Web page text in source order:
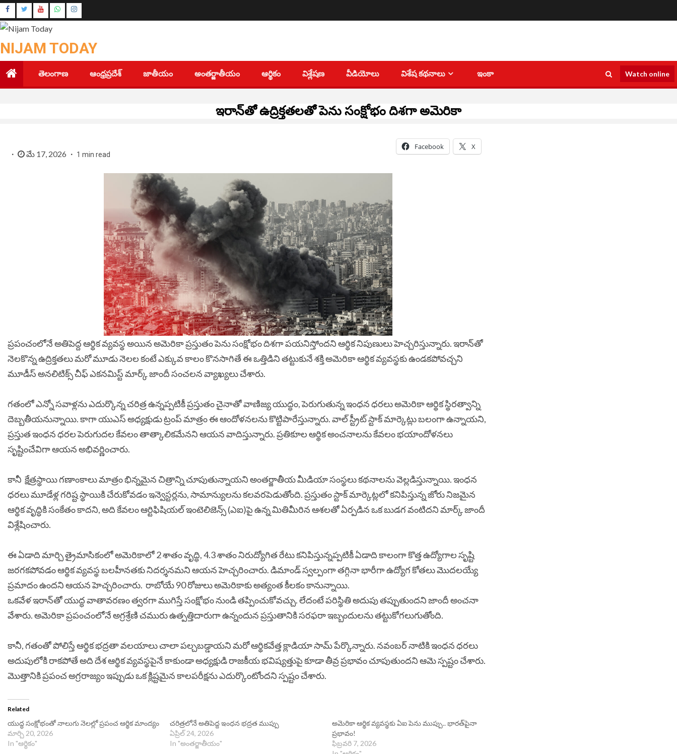
Skip
to
content
Youtube
Instagram
NIJAM TODAY
తెలంగాణ ఆంధ్రప్రదేశ్ జాతీయం అంతర్జాతీయం ఆర్థికం విశ్లేషణ వీడియోలు విశేష కథనాలు ఇంకా Watch online
ఇరాన్‌తో ఉద్రిక్తతలతో పెను సంక్షోభం దిశగా అమెరికా
మే 17, 2026 1 min read
Facebook X
ప్రపంచంలోనే అతిపెద్ద ఆర్థిక వ్యవస్థ అయిన అమెరికా ప్రస్తుతం పెను సంక్షోభం దిశగా పయనిస్తోందని ఆర్థిక నిపుణులు హెచ్చరిస్తున్నారు. ఇరాన్‌తో
నెలకొన్న ఉద్రిక్తతలు మరో మూడు నెలల కంటే ఎక్కువ కాలం కొనసాగితే ఈ ఒత్తిడిని తట్టుకునే శక్తి అమెరికా ఆర్థిక వ్యవస్థకు ఉండకపోవచ్చని
మూడీస్ అనలిటిక్స్ చీఫ్ ఎకనమిస్ట్ మార్క్ జాందీ సంచలన వ్యాఖ్యలు చేశారు.
గతంలో ఎన్నో సవాళ్లను ఎదుర్కొన్న చరిత్ర ఉన్నప్పటికీ ప్రస్తుతం చైనాతో వాణిజ్య యుద్ధం, పెరుగుతున్న ఇంధన ధరలు అమెరికా ఆర్థిక స్థిరత్వాన్ని
దెబ్బతీయనున్నాయి. కాగా యుఎస్‌ అధ్యక్షుడు ట్రంప్ మాత్రం ఈ ఆందోళనలను కొట్టిపారేస్తున్నారు. వాల్ స్ట్రీట్ స్టాక్ మార్కెట్లు బలంగా ఉన్నాయని,
ప్రస్తుత ఇంధన ధరల పెరుగుదల కేవలం తాత్కాలికమేనని ఆయన వాదిస్తున్నారు. ప్రతికూల ఆర్థిక అంచనాలను కేవలం భయాందోళనలు
సృష్టించేవిగా ఆయన అభివర్ణించారు.
కానీ క్షేత్రస్థాయి గణాంకాలు మాత్రం భిన్నమైన చిత్రాన్ని చూపుతున్నాయని అంతర్జాతీయ మీడియా సంస్థలు కథనాలను వెల్లడిస్తున్నాయి. ఇంధన
ధరలు మూడేళ్ల గరిష్ట స్థాయికి చేరుకోవడం ఇన్వెస్టర్లను, సామాన్యులను కలవరపెడుతోంది. ప్రస్తుతం స్టాక్ మార్కెట్లలో కనిపిస్తున్న జోరు నిజమైన
ఆర్థిక వృద్ధికి సంకేతం కాదని, అది కేవలం ఆర్టిఫిషియల్ ఇంటెలిజెన్స్ (ఎఐ)పై ఉన్న మితిమీరిన ఆశలతో ఏర్పడిన ఒక బుడగ వంటిదని మార్క్ జాందీ
విశ్లేషించారు.
ఈ ఏడాది మార్చి త్రైమాసికంలో అమెరికాలో 2 శాతం వృద్ధి, 4.3 శాతం నిరుద్యోగిత రేటు కనిపిస్తున్నప్పటికీ ఏడాది కాలంగా కొత్త ఉద్యోగాల సృష్టి
జరగకపోవడం ఆర్థిక వ్యవస్థ బలహీనతకు నిదర్శనమని ఆయన హెచ్చరించారు. డిమాండ్ స్వల్పంగా తగ్గినా భారీగా ఉద్యోగ కోతలు మొదలయ్యే
ప్రమాదం ఉందని ఆయన హెచ్చరించారు. రాబోయే 90 రోజులు అమెరికాకు అత్యంత కీలకం కానున్నాయి.
ఒకవేళ ఇరాన్‌తో యుద్ధ వాతావరణం త్వరగా ముగిస్తే సంక్షోభం నుండి తప్పించుకోవచ్చు. లేదంటే పరిస్థితి అదుపు తప్పుతుందని జాందీ అంచనా
వేశారు.అమెరికా ప్రపంచంలోనే అగ్రశ్రేణి చమురు ఉత్పత్తిదారుగా ఉన్నందున ప్రస్తుతానికి సరఫరా ఇబ్బందులను తట్టుకోగలుగుతోంది.
కానీ, గతంతో పోలిస్తే ఆర్థిక భద్రతా వలయాలు చాలా పల్చబడ్డాయని మరో ఆర్థికవేత్త క్లాడియా సామ్ పేర్కొన్నారు. నవంబర్ నాటికి ఇంధన ధరలు
అదుపులోకి రాకపోతే అది దేశ ఆర్థిక వ్యవస్థపైనే కాకుండా అధ్యక్షుడి రాజకీయ భవిష్యత్తుపై కూడా తీవ్ర ప్రభావం చూపుతుందని ఆమె స్పష్టం చేశారు.
మొత్తానికి ప్రపంచ అగ్రరాజ్యం ఇప్పుడు ఒక క్లిష్టమైన కాలపరీక్షను ఎదుర్కొంటోందని స్పష్టం చేశారు.
Related
యుద్ధ సంక్షోభంతో నాలుగు నెలల్లో ప్రపంచ ఆర్థిక మాంద్యం
మార్చి 20, 2026
In "ఆర్థికం"
చరిత్రలోనే అతిపెద్ద ఇంధన భద్రత ముప్పు
ఏప్రిల్ 24, 2026
In "అంతర్జాతీయం"
అమెరికా ఆర్థిక వ్యవస్థకు ఏఐ పెను ముప్పు.. భారత్‌పైనా
ప్రభావం!
ఫిబ్రవరి 7, 2026